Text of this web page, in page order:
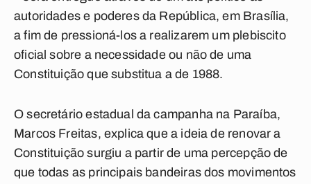
autoridades e poderes da República, em Brasília,
a fim de pressioná-los a realizarem um plebiscito
oficial sobre a necessidade ou não de uma
Constituição que substitua a de 1988.
O secretário estadual da campanha na Paraíba,
Marcos Freitas, explica que a ideia de renovar a
Constituição surgiu a partir de uma percepção de
que todas as principais bandeiras dos movimentos